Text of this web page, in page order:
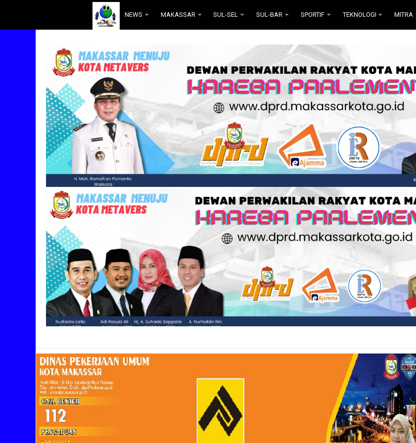
. NEWS MAKASSAR SUL-SEL SUL-BAR SPORTIF TEKNOLOGI MITRA